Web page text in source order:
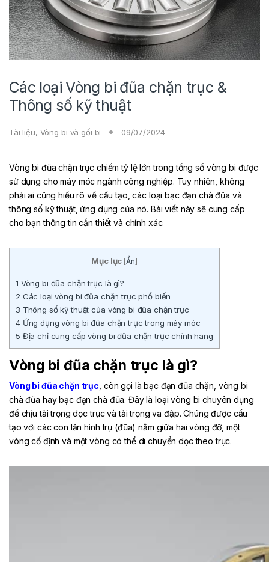
Các loại Vòng bi đũa chặn trục &
Thông số kỹ thuật
Tài liệu, Vòng bi và gối bi 09/07/2024
Vòng bi đũa chặn trục chiếm tỷ lệ lớn trong tổng số vòng bi được
sử dụng cho máy móc ngành công nghiệp. Tuy nhiên, không
phải ai cũng hiểu rõ về cấu tạo, các loại bạc đạn chà đũa và
thông số kỹ thuật, ứng dụng của nó. Bài viết này sẽ cung cấp
cho bạn thông tin cần thiết và chính xác.
Mục lục [Ẩn]
1 Vòng bi đũa chặn trục là gì?
2 Các loại vòng bi đũa chặn trục phổ biến
3 Thông số kỹ thuật của vòng bi đũa chặn trục
4Ứng dụng vòng bi đũa chặn trục trong máy móc
5 Địa chỉ cung cấp vòng bi đũa chặn trục chính hãng
Vòng bi đũa chặn trục là gì?
Vòng bi đũa chặn trục , còn gọi là bạc đạn đũa chặn, vòng bi
chà đũa hay bạc đạn chà đũa. Đây là loại vòng bi chuyên dụng
để chịu tải trọng dọc trục và tải trọng va đập. Chúng được cấu
tạo với các con lăn hình trụ (đũa) nằm giữa hai vòng đỡ, một
vòng cố định và một vòng có thể di chuyển dọc theo trục.